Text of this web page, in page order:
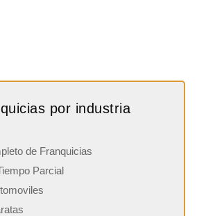
por industria
de Franquicias
Parcial